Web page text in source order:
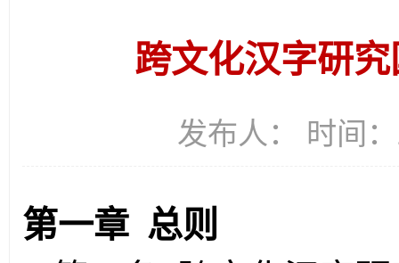
跨文化汉字研
发布人： 时间
第一章 总则